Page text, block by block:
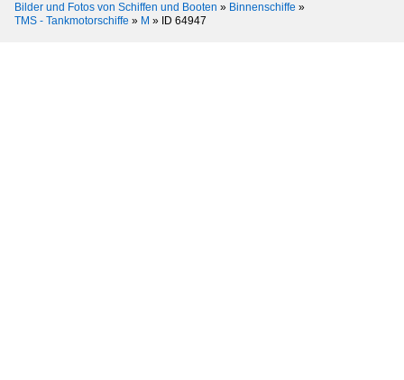
Bilder und Fotos von Schiffen und Booten » Binnenschiffe »
TMS - Tankmotorschiffe » M » ID 64947